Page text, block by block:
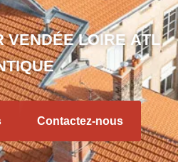
VENDÉE LOIRE ATL
TIQUE
Contactez-nous